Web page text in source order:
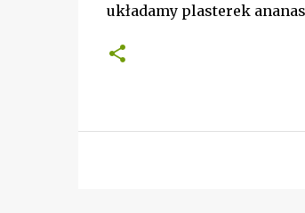
układamy plasterek